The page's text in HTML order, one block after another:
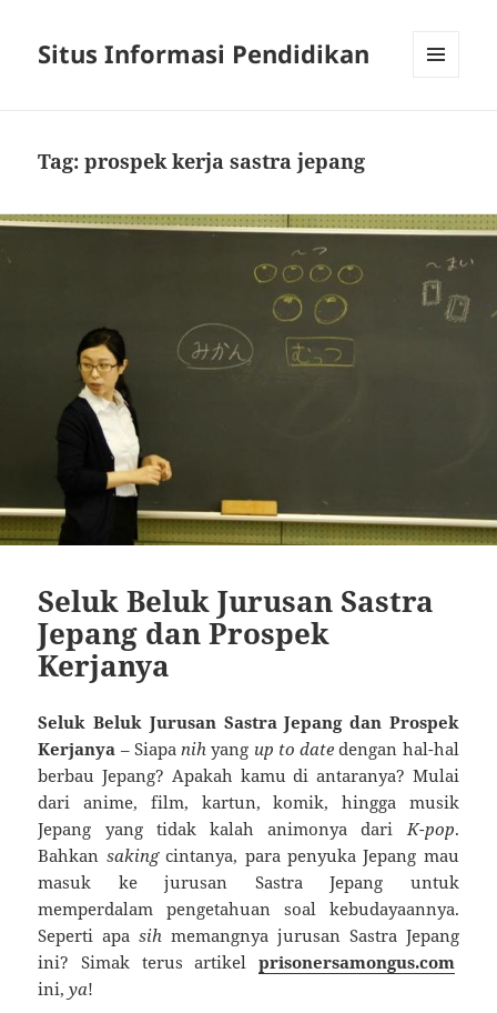
Situs Informasi Pendidikan
Tag:prospek kerja sastra jepang
Seluk Beluk Jurusan Sastra
Jepang dan Prospek
Kerjanya
Seluk Beluk Jurusan Sastra Jepang dan Prospek
Kerjanya – Siapanih yang up to datedengan hal-hal
berbau Jepang? Apakah kamu di antaranya? Mulai
dari anime, film, kartun, komik, hingga musik
Jepang yang tidak kalah animonya dariK-pop.
Bahkan sakingcintanya, para penyuka Jepang mau
masuk ke jurusan Sastra Jepang untuk
memperdalam pengetahuan soal kebudayaannya.
Seperti apasih memangnya jurusan Sastra Jepang
ini? Simak terus artikel prisonersamongus.com
ini,ya!